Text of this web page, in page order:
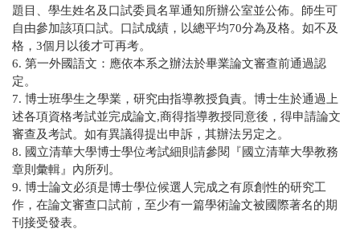
題目、學生姓名及口試委員名單通知所辦公室並公佈。師生可
自由參加該項口試。口試成績，以總平均70分為及格。如不及
格， 3個月以後才可再考。
6. 第一外國語文：應依本系之辦法於畢業論文審查前通過認
定。
7. 博士班學生之學業，研究由指導教授負責。博士生於通過上
述各項資格考試並完成論文,商得指導教授同意後，得申請論文
審查及考試。如有異議得提出申訴，其辦法另定之。
8. 國立清華大學博士學位考試細則請參閱『國立清華大學教務
章則彙輯』內所列。
9. 博士論文必須是博士學位候選人完成之有原創性的研究工
作，在論文審查口試前，至少有一篇學術論文被國際著名的期
刊接受發表。